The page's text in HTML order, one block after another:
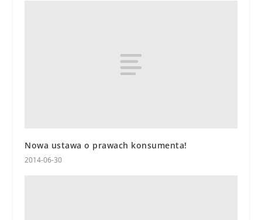
Nowa ustawa o prawach konsumenta!
2014-06-30